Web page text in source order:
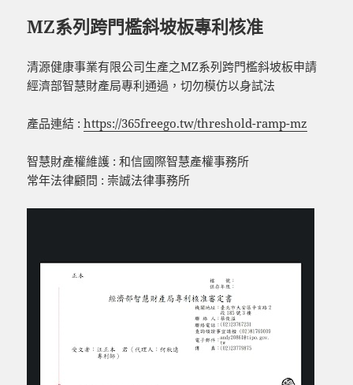
MZ系列跨門檻斜坡板專利核准
清源健康事業有限公司生產之MZ系列跨門檻斜坡板申請
經濟部智慧財產局專利通過，切勿模仿以身試法
產品連結 :https://365freego.tw/threshold-ramp-mz
智慧財產權維護 : 和信國際智慧產權事務所
常年法律顧問 : 崇誠法律事務所